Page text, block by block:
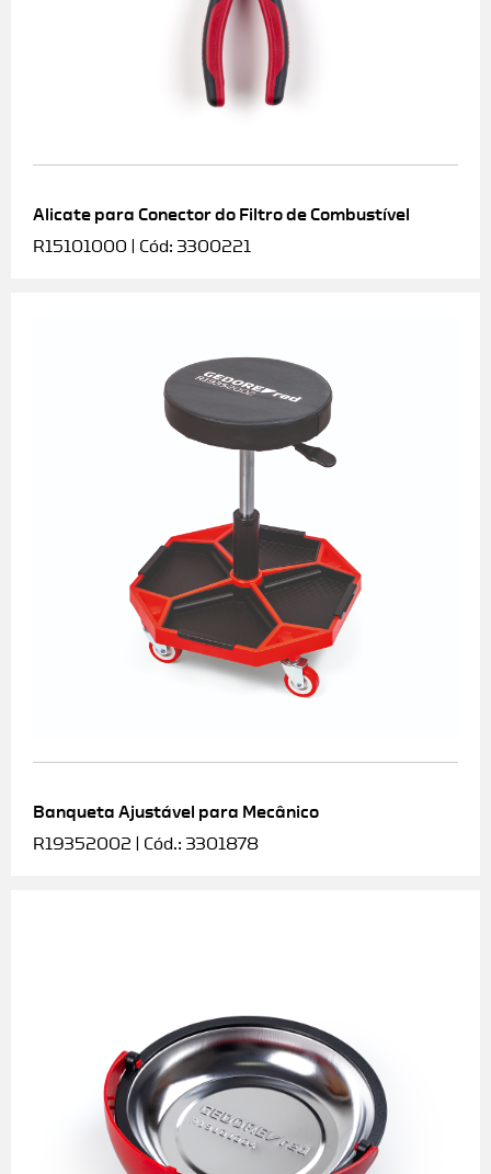
Alicate para Conector do Filtro de Combustível
R15101000 | Cód: 3300221
Banqueta Ajustável para Mecânico
R19352002 | Cód.: 3301878